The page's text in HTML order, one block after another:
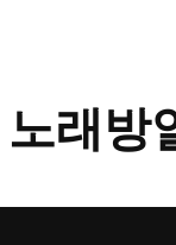
래방